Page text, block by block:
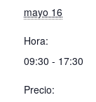
mayo 16
Hora:
09:30 - 17:30
Precio: